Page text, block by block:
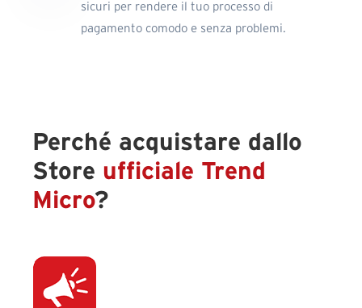
sicuri per rendere il tuo processo di
pagamento comodo e senza problemi.
Perché acquistare dallo
Store ufficiale Trend
Micro?